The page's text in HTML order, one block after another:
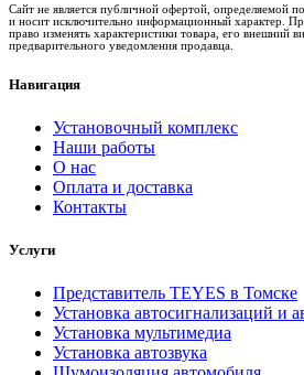
Сайт не является публичной офертой, определяемой
и носит исключительно информационный характер.
право изменять характеристики товара, его внешний
предварительного уведомления продавца.
Навигация
Установочный комплекс
Наши работы
О нас
Оплата и доставка
Контакты
Услуги
Представитель TEYES в Томске
Установка автосигнализаций и
Установка мультимедиа
Установка автозвука